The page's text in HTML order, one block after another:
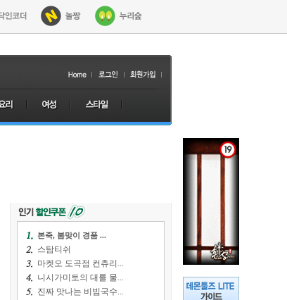
본죽, 봄맞이 경품 ...
스탐티쉬
마켓오 도곡점 컨츄리...
니시가미토의 대를 물...
진짜 맛나는 비빔국수...